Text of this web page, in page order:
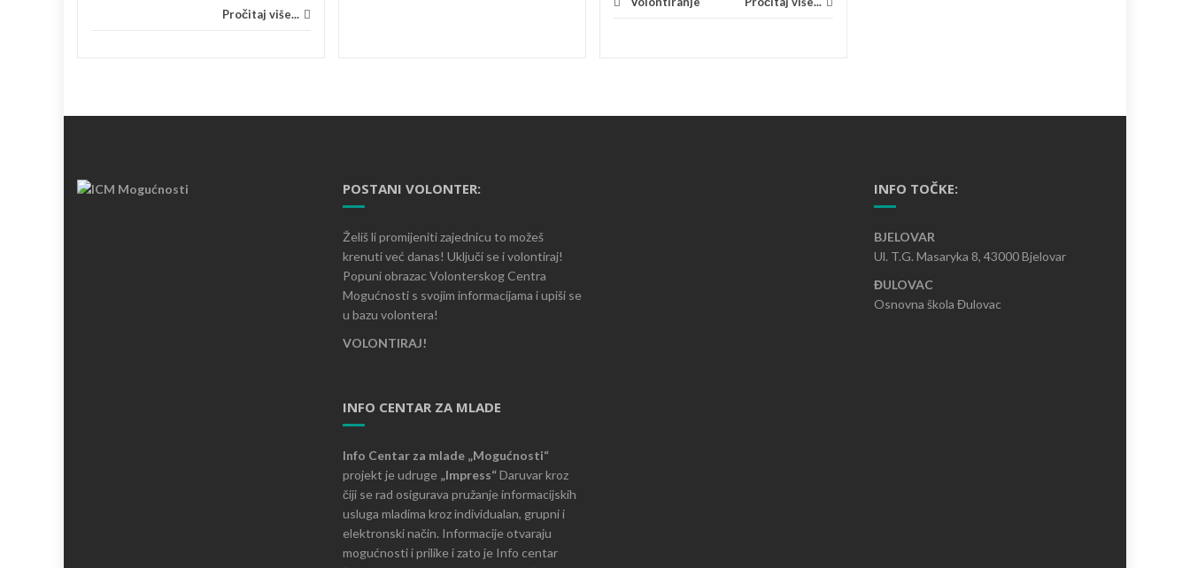
Pročitaj više...
POSTANI VOLONTER:
Želiš li promijeniti zajednicu to možeš
krenuti već danas! Uključi se i volontiraj!
Popuni obrazac Volonterskog Centra
Mogućnosti s svojim informacijama i upiši se
u bazu volontera!
VOLONTIRAJ!
INFO CENTAR ZA MLADE
Info Centar za mlade „Mogućnosti“
projekt je udruge „Impress“Daruvar kroz
čiji se rad osigurava pružanje informacijskih
usluga mladima kroz individualan, grupni i
elektronski način. Informacije otvaraju
mogućnosti i prilike i zato je Info centar
INFO TOČKE:
BJELOVAR
Ul. T.G. Masaryka 8, 43000 Bjelovar
ĐULOVAC
Osnovna škola Đulovac